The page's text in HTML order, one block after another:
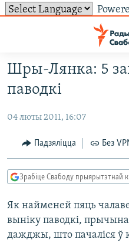
ўнівэрсальнага
доступу
да
галоўнага
Перайсьці
да
галоўнай
навігацыі
Перайсьці
да
пошуку
НАВІНЫ
ВІДЭА І ФОТА
ЛЮДЗІ
ЭКАНОМІКА
ВАЙНА
БЕЛАРУСЫ НА ВАЙНЕ
ТОЛЬКІ НА СВАБОДЗЕ
ТЭСТЫ
БЛОГІ
ПАДКАСТЫ
КНІГІ
АЎДЫЁКНІГІ
СУВЯЗЬ
АБЫСЬЦІ БЛЯКАВАНЬНЕ
ПАДПІСАЦЦА
ПАДКАСТЫ
FACEBOOK
TWITTER
САЧЫЦЕ ЗА АБНАЎЛЕНЬНЯМІ
Шры-Лянка: 5
паводкі
04 люты 2011, 16:07
Падзяліцца Без
Зрабіце Свабоду прыярытэтнай
Як найменей пяць
выніку паводкі,
дажджы, што пачаліся ў